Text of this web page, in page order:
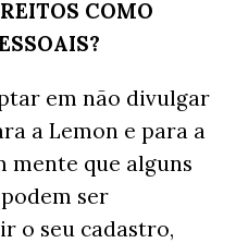
COMO
em não divulgar
a Lemon e para a
mente que alguns
podem ser
o seu cadastro,